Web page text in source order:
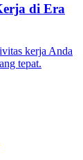
di Era
kerja Anda
tepat.